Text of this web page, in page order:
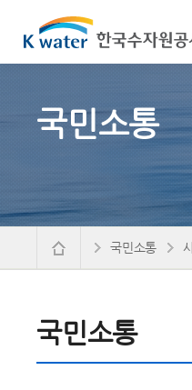
국민소통
국민소통
국민소통